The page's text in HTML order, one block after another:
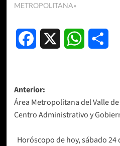
METROPOLITANA»
Facebook WhatsApp
Navegación
de
entradas
Anterior:
Área Metropolitana del Valle
Centro Administrativo y
Horóscopo de hoy, sábado